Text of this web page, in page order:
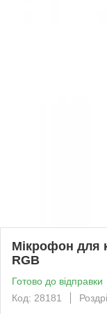
Мікрофон для
RGB
Готово до відправки
Код: 28181